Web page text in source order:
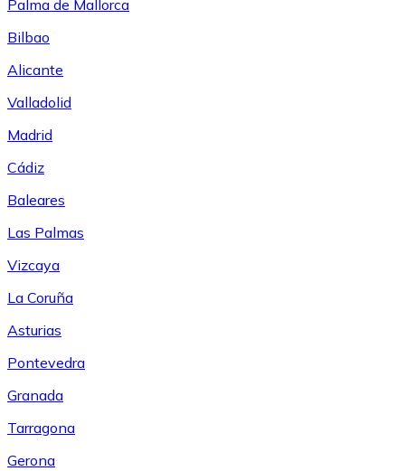
Palma de Mallorca
Bilbao
Alicante
Valladolid
Madrid
Cádiz
Baleares
Las Palmas
Vizcaya
La Coruña
Asturias
Pontevedra
Granada
Tarragona
Gerona